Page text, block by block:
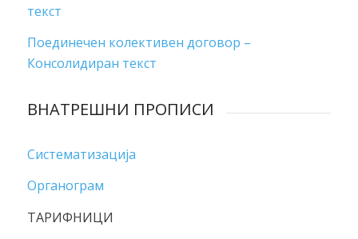
текст
Поединечен колективен договор –
Консолидиран текст
ВНАТРЕШНИ ПРОПИСИ
Систематизација
Органограм
ТАРИФНИЦИ